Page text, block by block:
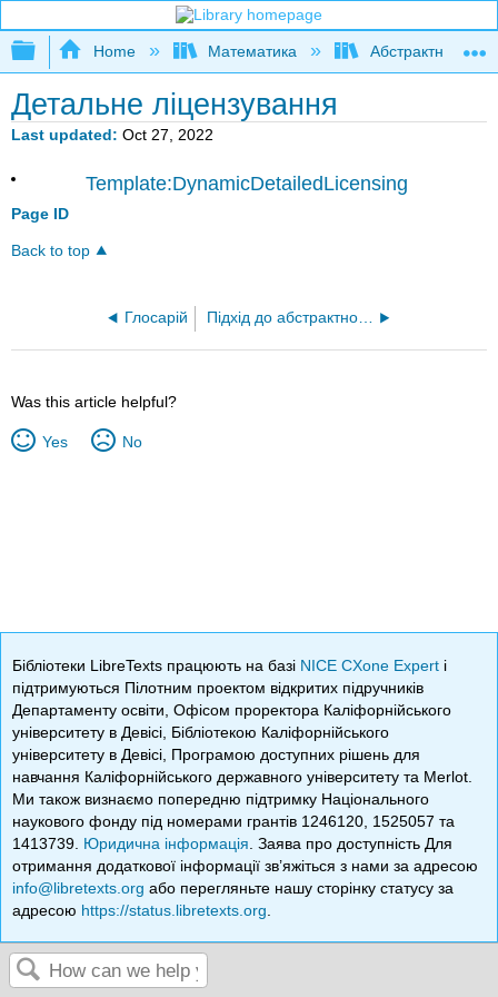
Expand/collapse global hierarchy
Home Математика Абстрактна та
Детальне ліцензування
Last updated Oct 27, 2022
Page ID
Template:DynamicDetailedLicensing
Back to top
Глосарій Підхід до абстрактної алгебри на основі запитів (Ernst)
Was this article helpful?
Yes No
Бібліотеки LibreTexts працюють на базі NICE CXone Expert і
підтримуються Пілотним проектом відкритих підручників
Департаменту освіти, Офісом проректора Каліфорнійського
університету в Девісі, Бібліотекою Каліфорнійського
університету в Девісі, Програмою доступних рішень для
навчання Каліфорнійського державного університету та Merlot.
Ми також визнаємо попередню підтримку Національного
наукового фонду під номерами грантів 1246120, 1525057 та
1413739. Юридична інформація . Заява про доступність Для
отримання додаткової інформації зв’яжіться з нами за адресою
info@libretexts.org або перегляньте нашу сторінку статусу за
адресою https://status.libretexts.org